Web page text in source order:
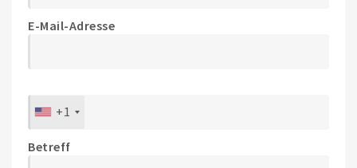
E-Mail-Adresse
+1
Betreff